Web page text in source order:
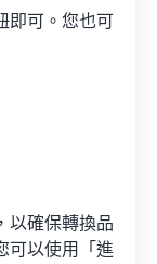
即可。您也可
以確保轉換品
可以使用「進